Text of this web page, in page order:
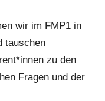
wir im FMP1 in
tauschen
zu den
Fragen und der